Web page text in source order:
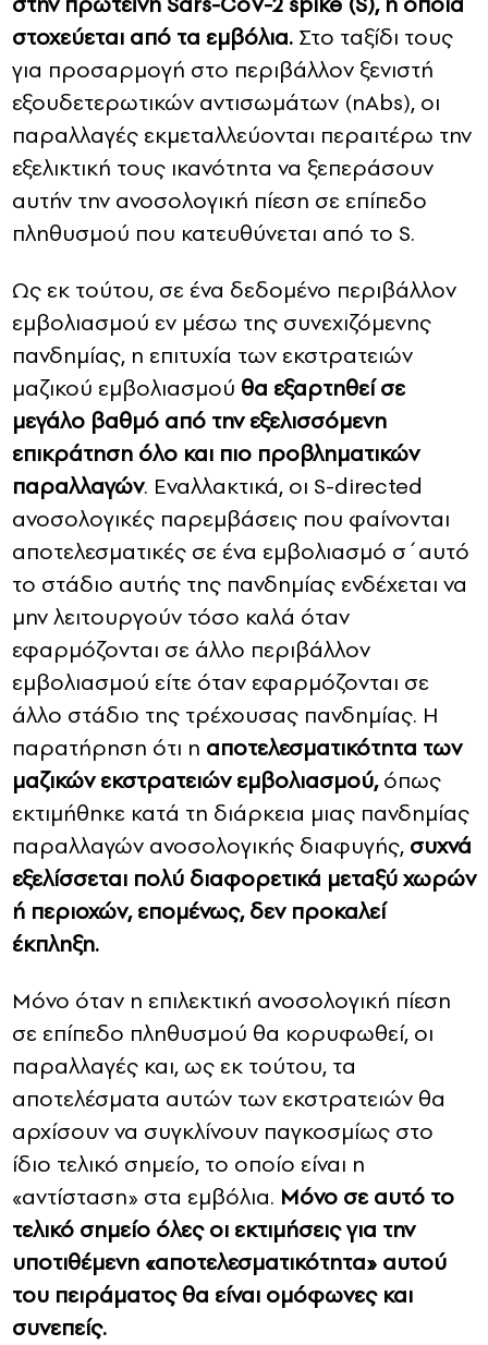
στοχεύεται από τα εμβόλια. Στο ταξίδι τους
για προσαρμογή στο περιβάλλον ξενιστή
εξουδετερωτικών αντισωμάτων (nAbs), οι
παραλλαγές εκμεταλλεύονται περαιτέρω την
εξελικτική τους ικανότητα να ξεπεράσουν
αυτήν την ανοσολογική πίεση σε επίπεδο
πληθυσμού που κατευθύνεται από το S.
Ως εκ τούτου, σε ένα δεδομένο περιβάλλον
εμβολιασμού εν μέσω της συνεχιζόμενης
πανδημίας, η επιτυχία των εκστρατειών
μαζικού εμβολιασμού θα εξαρτηθεί σε
μεγάλο βαθμό από την εξελισσόμενη
επικράτηση όλο και πιο προβληματικών
παραλλαγών. Εναλλακτικά, οι S-directed
ανοσολογικές παρεμβάσεις που φαίνονται
αποτελεσματικές σε ένα εμβολιασμό σ΄αυτό
το στάδιο αυτής της πανδημίας ενδέχεται να
μην λειτουργούν τόσο καλά όταν
εφαρμόζονται σε άλλο περιβάλλον
εμβολιασμού είτε όταν εφαρμόζονται σε
άλλο στάδιο της τρέχουσας πανδημίας. Η
παρατήρηση ότι η αποτελεσματικότητα των
μαζικών εκστρατειών εμβολιασμού,όπως
εκτιμήθηκε κατά τη διάρκεια μιας πανδημίας
παραλλαγών ανοσολογικής διαφυγής, συχνά
εξελίσσεται πολύ διαφορετικά μεταξύ χωρών
ή περιοχών, επομένως, δεν προκαλεί
έκπληξη.
Μόνο όταν η επιλεκτική ανοσολογική πίεση
σε επίπεδο πληθυσμού θα κορυφωθεί, οι
παραλλαγές και, ως εκ τούτου, τα
αποτελέσματα αυτών των εκστρατειών θα
αρχίσουν να συγκλίνουν παγκοσμίως στο
ίδιο τελικό σημείο, το οποίο είναι η
«αντίσταση» στα εμβόλια. Μόνο σε αυτό το
τελικό σημείο όλες οι εκτιμήσεις για την
υποτιθέμενη «αποτελεσματικότητα» αυτού
του πειράματος θα είναι ομόφωνες και
συνεπείς.